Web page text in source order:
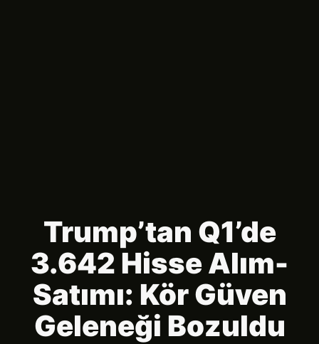
Trump’tan Q1’de
3.642 Hisse Alım-
Satımı: Kör Güven
Geleneği Bozuldu